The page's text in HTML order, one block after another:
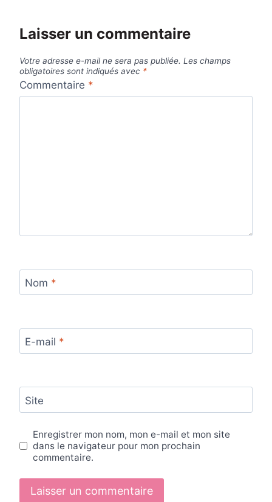
Laisser un commentaire
Votre adresse e-mail ne sera pas publiée. Les champs
obligatoires sont indiqués avec *
Commentaire *
Nom *
E-mail *
Site
Enregistrer mon nom, mon e-mail et mon site
dans le navigateur pour mon prochain
commentaire.